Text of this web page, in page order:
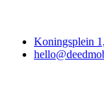
Koningsplein